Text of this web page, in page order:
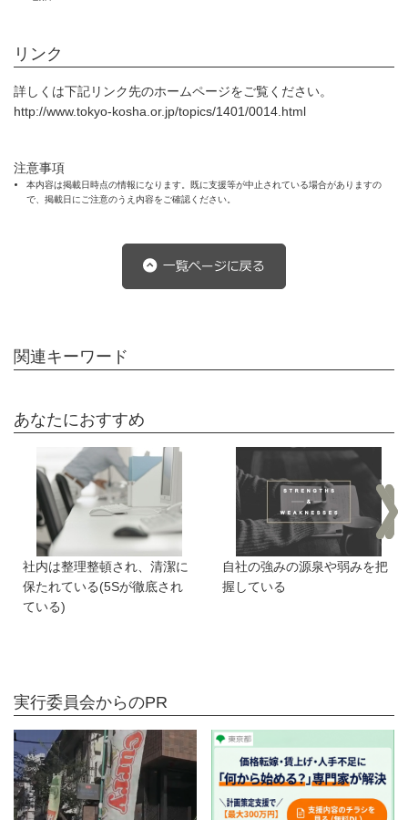
リンク
詳しくは下記リンク先のホームページをご覧ください。
http://www.tokyo-kosha.or.jp/topics/1401/0014.html
注意事項
本内容は掲載日時点の情報になります。既に支援等が中止されている場合がありますの
で、掲載日にご注意のうえ内容をご確認ください。
関連キーワード
あなたにおすすめ
社内は整理整頓され、清潔に
保たれている(5Sが徹底され
ている)
自社の強みの源泉や弱みを把
握している
実行委員会からのPR